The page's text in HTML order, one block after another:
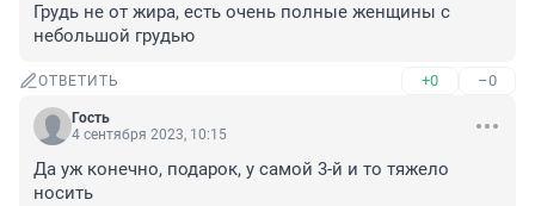
Грудь не от жира, есть очень полные женщины с
небольшой грудью
ОТВЕТИТЬ +0 –0
Гость
4 сентября 2023, 10:15
Да уж конечно, подарок, у самой 3-й и то тяжело
носить